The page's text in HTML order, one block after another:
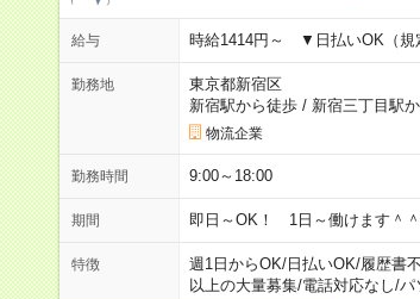
給与 時給1414円～ ▼日払いOK（
勤務地
東京都新宿区
新宿駅から徒歩/ 新宿三丁目駅
物流企業
勤務時間 9:00～18:00
期間 即日～OK！ 1日～働けます＾＾
特徴 週1日からOK/日払いOK/履歴書
以上の大量募集/電話対応なし/パ